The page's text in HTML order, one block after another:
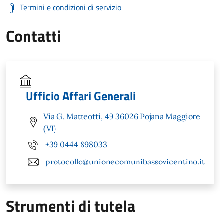
Termini e condizioni di servizio
Contatti
Ufficio Affari Generali
Via G. Matteotti, 49 36026 Pojana Maggiore
(VI)
+39 0444 898033
protocollo@unionecomunibassovicentino.it
Strumenti di tutela